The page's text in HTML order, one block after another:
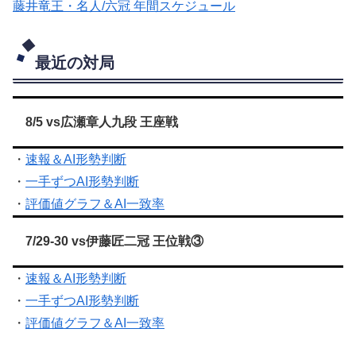
藤井竜王・名人/六冠 年間スケジュール
最近の対局
8/5 vs広瀬章人九段 王座戦
・ 速報＆AI形勢判断
・ 一手ずつAI形勢判断
・ 評価値グラフ＆AI一致率
7/29-30 vs伊藤匠二冠 王位戦③
・ 速報＆AI形勢判断
・ 一手ずつAI形勢判断
・ 評価値グラフ＆AI一致率